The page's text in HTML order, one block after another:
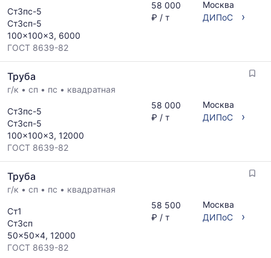
Ст3пс-5
Ст3сп-5
100x100x3, 6000
ГОСТ 8639-82
58 000
₽ / т
Москва
ДИПоС
›
Труба
г/к • сп • пс • квадратная
Ст3пс-5
Ст3сп-5
100x100x3, 12000
ГОСТ 8639-82
58 000
₽ / т
Москва
ДИПоС
›
Труба
г/к • сп • пс • квадратная
Ст1
Ст3сп
50x50x4, 12000
ГОСТ 8639-82
58 500
₽ / т
Москва
ДИПоС
›